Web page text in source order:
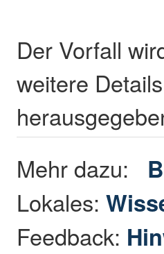
Der Vorfall
weitere
Mehr dazu:
Lokales:
Feedback: